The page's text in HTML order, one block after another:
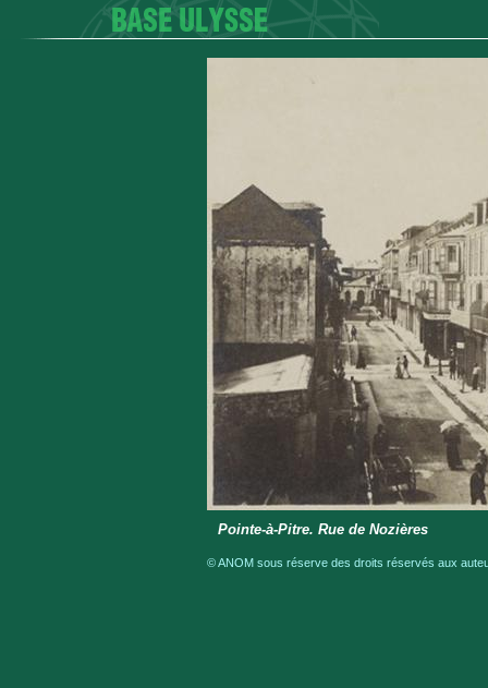
Pointe-à-Pitre. Rue de Nozières
© ANOM sous réserve des droits réservés aux